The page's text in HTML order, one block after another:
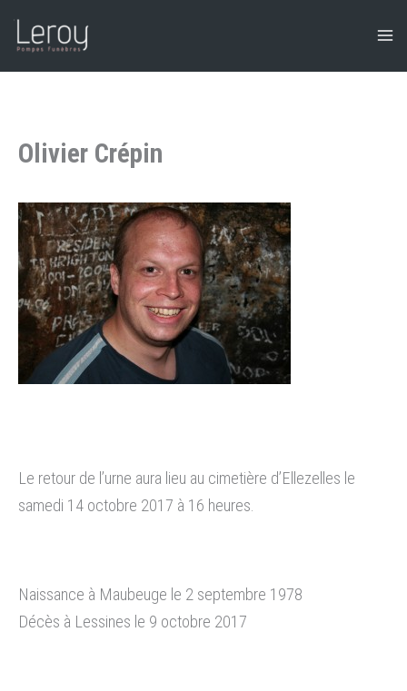
Olivier Crépin
Le retour de l’urne aura lieu au cimetière d’Ellezelles le
samedi 14 octobre 2017 à 16 heures.
Naissance à Maubeuge le 2 septembre 1978
Décès à Lessines le 9 octobre 2017